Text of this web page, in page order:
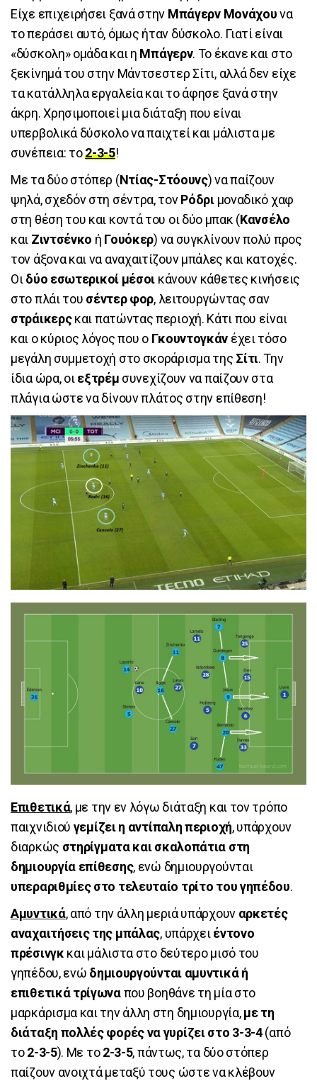
Είχε επιχειρήσει ξανά στην Μπάγερν Μονάχουνα
το περάσει αυτό, όμως ήταν δύσκολο. Γιατί είναι
«δύσκολη» ομάδα και η Μπάγερν. Το έκανε και στο
ξεκίνημά του στην Μάντσεστερ Σίτι, αλλά δεν είχε
τα κατάλληλα εργαλεία και το άφησε ξανά στην
άκρη. Χρησιμοποιεί μια διάταξη που είναι
υπερβολικά δύσκολο να παιχτεί και μάλιστα με
συνέπεια: το2-3-5!
Με τα δύο στόπερ (Ντίας-Στόουνς) να παίζουν
ψηλά, σχεδόν στη σέντρα, τονΡόδρι μοναδικό χαφ
στη θέση του και κοντά του οι δύο μπακ (Κανσέλο
και Ζιντσένκο ή Γουόκερ) να συγκλίνουν πολύ προς
τον άξονα και να αναχαιτίζουν μπάλες και κατοχές.
Οιδύο εσωτερικοί μέσοι κάνουν κάθετες κινήσεις
στο πλάι του σέντερ φορ, λειτουργώντας σαν
στράικερςκαι πατώντας περιοχή. Κάτι που είναι
και ο κύριος λόγος που ο Γκουντογκάν έχει τόσο
μεγάλη συμμετοχή στο σκοράρισμα της Σίτι. Την
ίδια ώρα, οιεξτρέμ συνεχίζουν να παίζουν στα
πλάγια ώστε να δίνουν πλάτος στην επίθεση!
Επιθετικά, με την εν λόγω διάταξη και τον τρόπο
παιχνιδιού γεμίζει η αντίπαλη περιοχή, υπάρχουν
διαρκώς στηρίγματα και σκαλοπάτια στη
δημιουργία επίθεσης, ενώ δημιουργούνται
υπεραριθμίες στο τελευταίο τρίτο του γηπέδου.
Αμυντικά, από την άλλη μεριά υπάρχουν αρκετές
αναχαιτήσεις της μπάλας, υπάρχειέντονο
πρέσινγκ και μάλιστα στο δεύτερο μισό του
γηπέδου, ενώ δημιουργούνται αμυντικά ή
επιθετικά τρίγωναπου βοηθάνε τη μία στο
μαρκάρισμα και την άλλη στη δημιουργία,με τη
διάταξη πολλές φορές να γυρίζει στο 3-3-4(από
το2-3-5). Με το2-3-5, πάντως, τα δύο στόπερ
παίζουν ανοιχτά μεταξύ τους ώστε να κλέβουν